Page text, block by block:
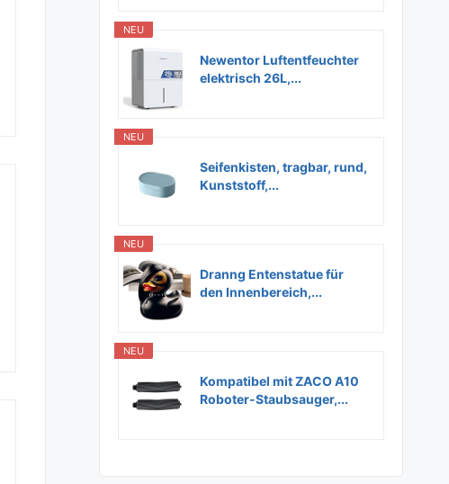
NEU
Newentor Luftentfeuchter
elektrisch 26L,...
NEU
Seifenkisten, tragbar, rund,
Kunststoff,...
NEU
Dranng Entenstatue für
den Innenbereich,...
NEU
Kompatibel mit ZACO A10
Roboter-Staubsauger,...